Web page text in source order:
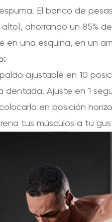
El banco de
ahorrando un 85%
en una esquina, en un
:
ajustable en 10
dentada. Ajuste en 1
en posición
tus músculos a tu